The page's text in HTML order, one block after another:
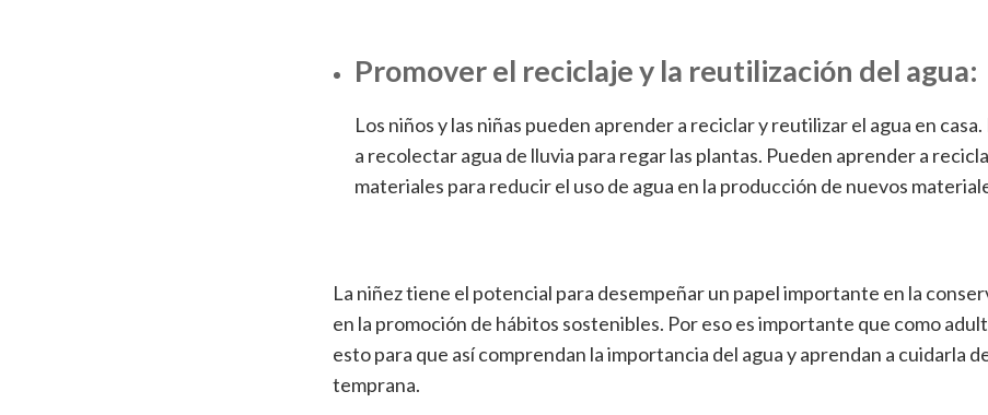
Promover el reciclaje y la reutilización del agua:
Los niños y las niñas pueden aprender a reciclar y reutilizar el agua en
a recolectar agua de lluvia para regar las plantas. Pueden aprender a
materiales para reducir el uso de agua en la producción de nuevos
La niñez tiene el potencial para desempeñar un papel importante en la
en la promoción de hábitos sostenibles. Por eso es importante que como
esto para que así comprendan la importancia del agua y aprendan a cuidarla
temprana.